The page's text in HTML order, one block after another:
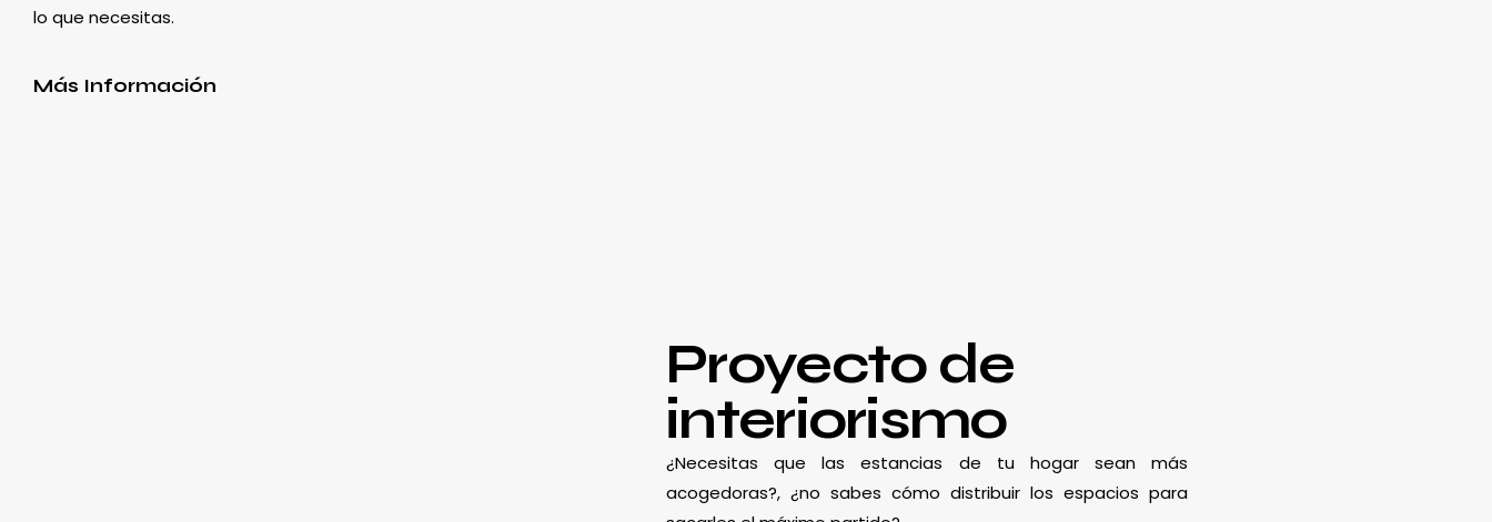
lo que necesitas.
Más Información
Proyecto de
interiorismo
¿Necesitas que las estancias de tu hogar sean más
acogedoras?, ¿no sabes cómo distribuir los espacios para